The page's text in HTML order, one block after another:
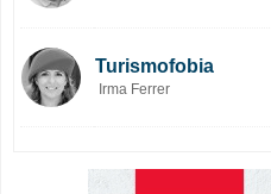
Turismofobia
Irma Ferrer